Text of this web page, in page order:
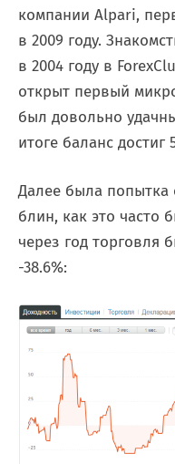
компании Alpari,
в 2009 году.
в 2004 году в
открыт первый
был довольно
итоге баланс достиг
Далее была
блин, как это часто
через год торговля
-38.6%: